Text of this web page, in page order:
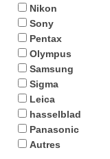
Nikon
Sony
Pentax
Olympus
Samsung
Sigma
Leica
hasselblad
Panasonic
Autres